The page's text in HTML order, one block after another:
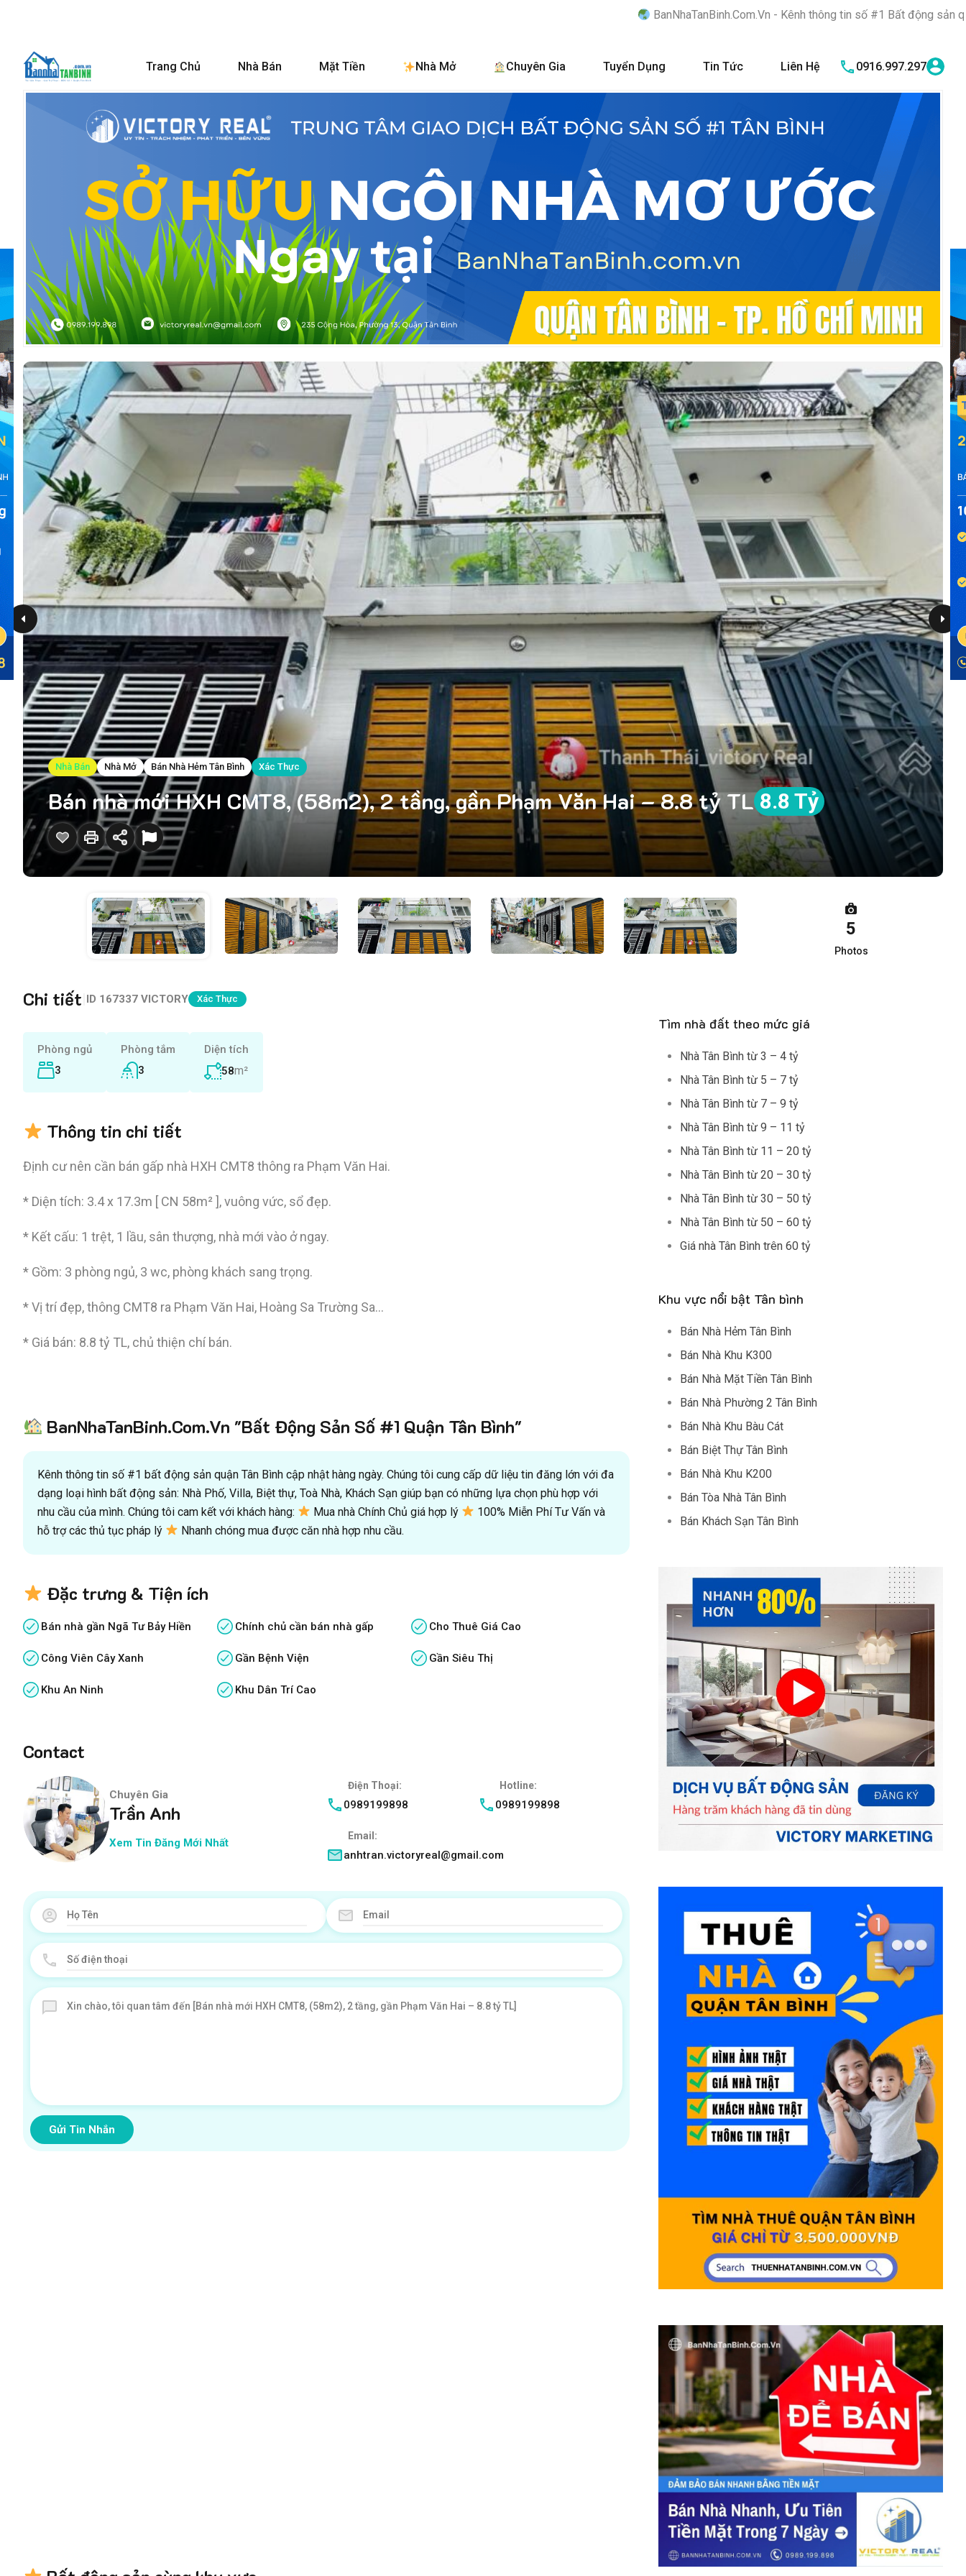
BanNhaTanBinh.Com.Vn - Kênh thông tin số #1 Bất động sản quận Tân Bình
Trang Chủ Nhà Bán Mặt Tiền Nhà Mở Chuyên Gia Tuyển Dụng Tin Tức Liên Hệ 0916.997.297
Nhà Bán Nhà Mở Bán Nhà Hẻm Tân Bình Xác Thực
Bán nhà mới HXH CMT8, (58m2), 2 tầng, gần Phạm Văn Hai – 8.8 tỷ TL 8.8 Tỷ
5
Photos
Chi tiết ID 167337 VICTORY Xác Thực
Phòng ngủ
3
Phòng tắm
3
Diện tích
58m²
Thông tin chi tiết
Định cư nên cần bán gấp nhà HXH CMT8 thông ra Phạm Văn Hai.
* Diện tích: 3.4 x 17.3m [ CN 58m² ], vuông vức, sổ đẹp.
* Kết cấu: 1 trệt, 1 lầu, sân thượng, nhà mới vào ở ngay.
* Gồm: 3 phòng ngủ, 3 wc, phòng khách sang trọng.
* Vị trí đẹp, thông CMT8 ra Phạm Văn Hai, Hoàng Sa Trường Sa…
* Giá bán: 8.8 tỷ TL, chủ thiện chí bán.
BanNhaTanBinh.Com.Vn "Bất Động Sản Số #1 Quận Tân Bình"
Kênh thông tin số #1 bất động sản quận Tân Bình cập nhật hàng ngày. Chúng tôi cung cấp dữ liệu tin đăng lớn với đa
dạng loại hình bất động sản: Nhà Phố, Villa, Biệt thự, Toà Nhà, Khách Sạn giúp bạn có những lựa chọn phù hợp với
nhu cầu của mình. Chúng tôi cam kết với khách hàng:
Mua nhà Chính Chủ giá hợp lý
100% Miễn Phí Tư Vấn và
hỗ trợ các thủ tục pháp lý
Nhanh chóng mua được căn nhà hợp nhu cầu.
Đặc trưng & Tiện ích
Bán nhà gần Ngã Tư Bảy Hiền Chính chủ cần bán nhà gấp Cho Thuê Giá Cao
Công Viên Cây Xanh Gần Bệnh Viện Gần Siêu Thị
Khu An Ninh Khu Dân Trí Cao
Contact
Chuyên Gia
Trần Anh
Xem Tin Đăng Mới Nhất
Điện Thoại:
0989199898
Hotline:
0989199898
Email:
anhtran.victoryreal@gmail.com
Gửi Tin Nhắn
Tìm nhà đất theo mức giá
Nhà Tân Bình từ 3 – 4 tỷ
Nhà Tân Bình từ 5 – 7 tỷ
Nhà Tân Bình từ 7 – 9 tỷ
Nhà Tân Bình từ 9 – 11 tỷ
Nhà Tân Bình từ 11 – 20 tỷ
Nhà Tân Bình từ 20 – 30 tỷ
Nhà Tân Bình từ 30 – 50 tỷ
Nhà Tân Bình từ 50 – 60 tỷ
Giá nhà Tân Bình trên 60 tỷ
Khu vực nổi bật Tân bình
Bán Nhà Hẻm Tân Bình
Bán Nhà Khu K300
Bán Nhà Mặt Tiền Tân Bình
Bán Nhà Phường 2 Tân Bình
Bán Nhà Khu Bàu Cát
Bán Biệt Thự Tân Bình
Bán Nhà Khu K200
Bán Tòa Nhà Tân Bình
Bán Khách Sạn Tân Bình